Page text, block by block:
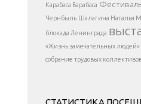
Карабаса Барабаса
Чернбыль Шалагина Наталья
блокада Ленинграда
«Жизнь замечательных людей»
собрание трудовых